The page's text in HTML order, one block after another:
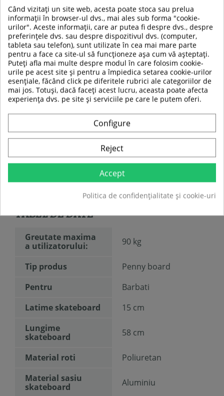
aceste caracteristici, Penny boardWORKER
Bambo 22''prezinta detalii atractive pe partea
inferioara.
Descriere tehnica:
Placa usoara si flexibila
Material placa: lemn de bambus (stratul inferior si
superior), artar canadian (5 straturi)
Suprafata anti-alunecare
Dimensiuni placa:L58 x l 15 cm
Ax:3'' aliaj aluminiu
Bucse:85A
Roti:60 x 45 mm
Material roti: PU
Rulmenti:ABEC 11
Greutate maxima a utilizatorului:90 kg
Greutate produs: 1.75 kg
TABEL DE DATE
Greutate maxima
a utilizatorului:
90 kg
Tip produs
Penny board
Pentru
Barbati
Latime skateboard
15 cm
Lungime
skateboard
58 cm
Material roti
Poliuretan
Material sasiu
skateboard
Aluminiu
Când vizitați un site web, acesta poate stoca sau prelua
informații în browser-ul dvs., mai ales sub forma "cookie-
urilor". Aceste informații, care ar putea fi despre dvs., despre
preferințele dvs. sau despre dispozitivul dvs. (computer,
tableta sau telefon), sunt utilizate în cea mai mare parte
pentru a face ca site-ul să funcționeze așa cum vă așteptați.
Puteți afla mai multe despre modul în care folosim cookie-
urile pe acest site și pentru a împiedica setarea cookie-urilor
esențiale, făcând click pe diferitele rubrici ale categoriilor de
mai jos. Totuși, dacă faceți acest lucru, aceasta poate afecta
experiența dvs. pe site și serviciile pe care le putem oferi.
Configure
Reject
Accept
Politica de confidențialitate și cookie-uri